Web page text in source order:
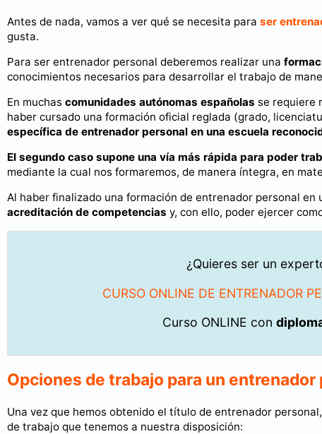
Antes de nada, vamos a ver qué se necesita para ser
gusta.
Para ser entrenador personal deberemos realizar una
conocimientos necesarios para desarrollar el trabajo de
En muchas comunidades autónomas españolas se requiere
haber cursado una formación oficial reglada (grado,
específica de entrenador personal en una escuela
El segundo caso supone una vía más rápida para poder
mediante la cual nos formaremos, de manera íntegra, en
Al haber finalizado una formación de entrenador personal en
acreditación de competencias y, con ello, poder ejercer
¿Quieres ser un
CURSO ONLINE DE ENTRENADOR
Curso ONLINE con
Opciones de trabajo para un entrenador
Una vez que hemos obtenido el título de entrenador
de trabajo que tenemos a nuestra disposición: